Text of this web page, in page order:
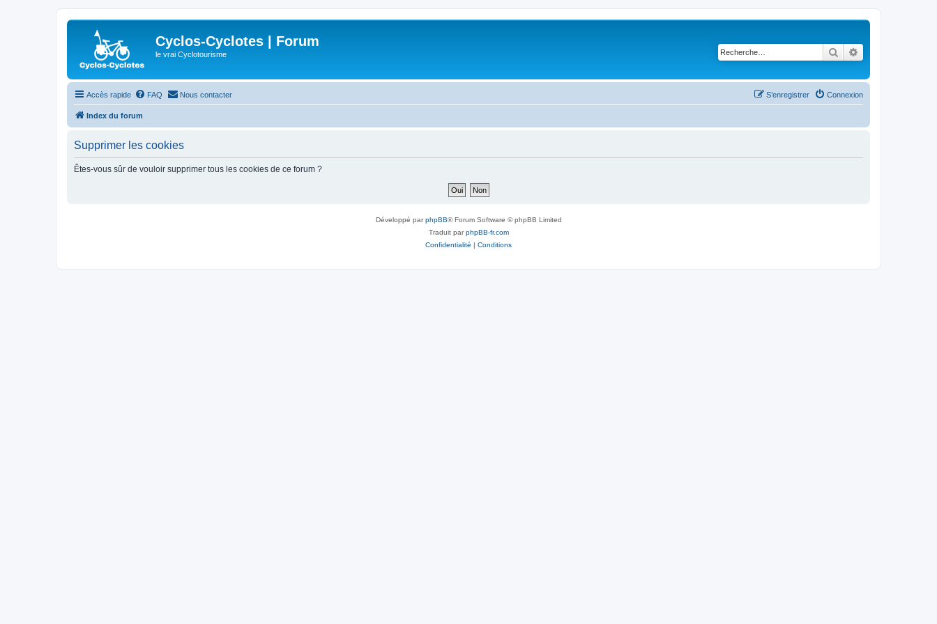
Cyclos-Cyclotes | Forum
le vrai Cyclotourisme Rechercher
Accès rapide FAQ Nous contacter Connexion
S’enregistrer
Index du forum
Supprimer les cookies
Êtes-vous sûr de vouloir supprimer tous les cookies de ce forum ?
Développé parphpBB® Forum Software © phpBB Limited
Traduit parphpBB-fr.com
Confidentialité | Conditions